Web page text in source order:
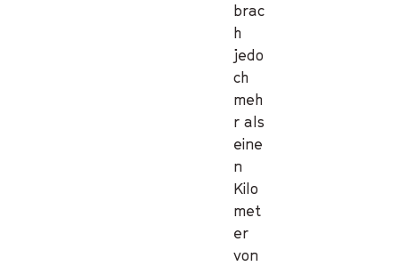
brac
h
jedo
ch
meh
r als
eine
n
Kilo
met
er
von